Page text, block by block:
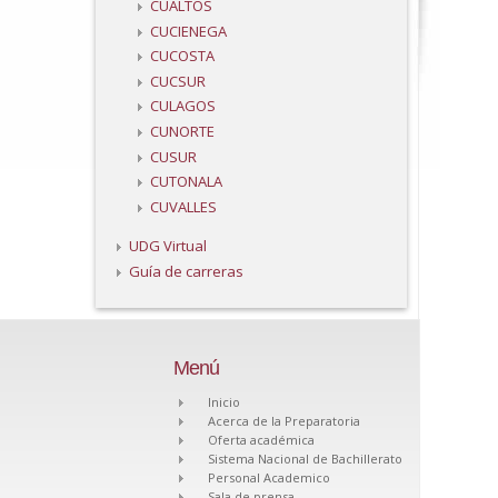
CUALTOS
CUCIENEGA
CUCOSTA
CUCSUR
CULAGOS
CUNORTE
CUSUR
CUTONALA
CUVALLES
UDG Virtual
Guía de carreras
Menú
Inicio
Acerca de la Preparatoria
Oferta académica
Sistema Nacional de Bachillerato
Personal Academico